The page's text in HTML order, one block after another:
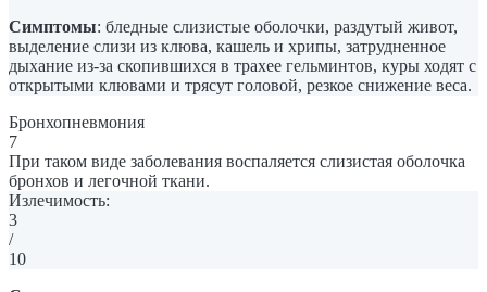
Симптомы: бледные слизистые оболочки, раздутый живот,
выделение слизи из клюва, кашель и хрипы, затрудненное
дыхание из-за скопившихся в трахее гельминтов, куры ходят с
открытыми клювами и трясут головой, резкое снижение веса.
Бронхопневмония
7
При таком виде заболевания воспаляется слизистая оболочка
бронхов и легочной ткани.
Излечимость:
3
/
10